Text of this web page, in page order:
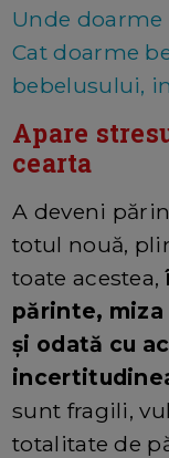
Unde doarme
Cat doarme
bebelusului,
Apare
cearta
A deveni
totul nouă,
toate acestea,
părinte,
și odată cu
sunt fragili,
totalitate de